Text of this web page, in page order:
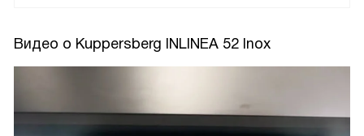
Видео о Kuppersberg INLINEA 52 Inox